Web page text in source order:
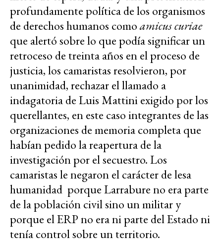
profundamente política de los organismos
de derechos humanos comoamicus curiae
que alertó sobre lo que podía significar un
retroceso de treinta años en el proceso de
justicia, los camaristas resolvieron, por
unanimidad, rechazar el llamado a
indagatoria de Luis Mattini exigido por los
querellantes, en este caso integrantes de las
organizaciones de memoria completa que
habían pedido la reapertura de la
investigación por el secuestro. Los
camaristas le negaron el carácter de lesa
humanidad porque Larrabure no era parte
de la población civil sino un militar y
porque el ERP no era ni parte del Estado ni
tenía control sobre un territorio.